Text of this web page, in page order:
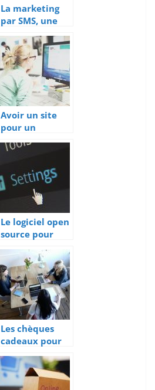
La marketing
par SMS, une
technique
toujours
d’actualité
Avoir un site
pour un
praticien, c’est
utile ?
Le logiciel open
source pour
optimiser vos
business
Les chèques
cadeaux pour
vos employés